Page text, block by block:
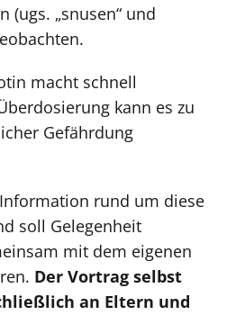
(ugs. „snusen“ und
macht schnell
kann es zu
Gefährdung
rund um diese
soll Gelegenheit
mit dem eigenen
Der Vortrag selbst
an Eltern und